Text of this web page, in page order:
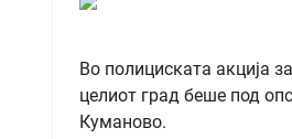
Во полициската акција
целиот град беше под
Куманово.